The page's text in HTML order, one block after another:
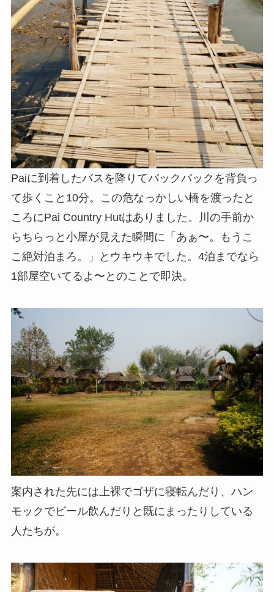
Paiに到着したバスを降りてバックパックを背負っ
て歩くこと10分。この危なっかしい橋を渡ったと
ころにPai Country Hutはありました。川の手前か
らちらっと小屋が見えた瞬間に「あぁ〜。もうこ
こ絶対泊まろ。」とウキウキでした。4泊までなら
1部屋空いてるよ〜とのことで即決。
案内された先には上裸でゴザに寝転んだり、ハン
モックでビール飲んだりと既にまったりしている
人たちが。